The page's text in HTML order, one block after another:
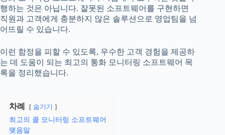
행하는 것은 아닙니다. 잘못된 소프트웨어를 구현하면
직원과 고객에게 충분하지 않은 솔루션으로 영업팀을 넘
어뜨릴 수 있습니다.
이런 함정을 피할 수 있도록, 우수한 고객 경험을 제공하
는 데 도움이 되는 최고의 통화 모니터링 소프트웨어 목
록을 정리했습니다.
차례 숨기기
최고의 콜 모니터링 소프트웨어
맺음말